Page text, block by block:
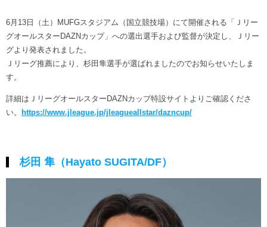
ニッパツ横浜FCシーガルズ
ゲームスチュワード
学生インターンシップ
フェニックスクラブ
チアスクール
6月13日（土）MUFGスタジアム（国立競技場）にて開催される「Ｊリー
グオールスターDAZNカップ」への選出選手および監督が決定し、Ｊリー
グより発表されました。
Ｊリーグ推薦により、杉田隼選手が選ばれましたのでお知らせいたしま
す。
詳細はＪリーグオールスターDAZNカップ特設サイトよりご確認くださ
い。
https://www.jleague.jp/jleagueallstar/dazncup/
杉田 隼（Hayato SUGITA/DF）